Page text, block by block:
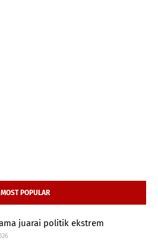
MOST POPULAR
juarai politik ekstrem